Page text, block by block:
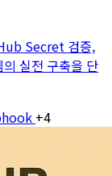
Secret 검증,
실전 구축을 단
+4